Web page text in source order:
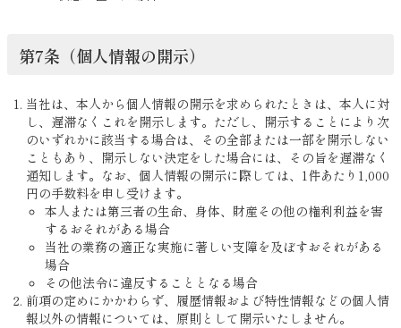
第7条（個人情報の開示）
当社は、本人から個人情報の開示を求められたときは、本人に対
し、遅滞なくこれを開示します。ただし、開示することにより次
のいずれかに該当する場合は、その全部または一部を開示しない
こともあり、開示しない決定をした場合には、その旨を遅滞なく
通知します。なお、個人情報の開示に際しては、1件あたり1,000
円の手数料を申し受けます。
本人または第三者の生命、身体、財産その他の権利利益を害
するおそれがある場合
当社の業務の適正な実施に著しい支障を及ぼすおそれがある
場合
その他法令に違反することとなる場合
前項の定めにかかわらず、履歴情報および特性情報などの個人情
報以外の情報については、原則として開示いたしません。